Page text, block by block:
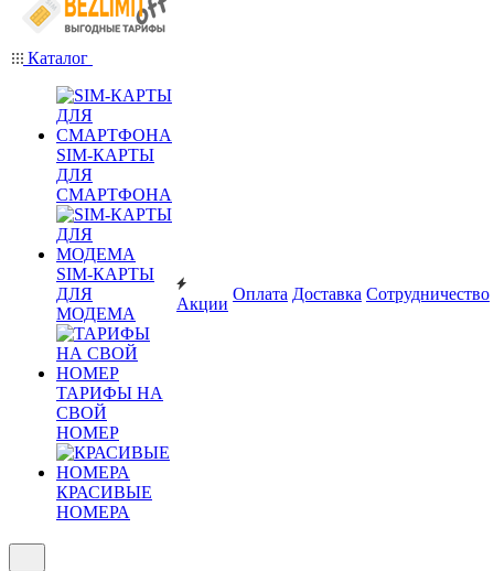
Каталог
SIM-КАРТЫ
ДЛЯ
СМАРТФОНА
SIM-КАРТЫ
ДЛЯ
МОДЕМА
ТАРИФЫ НА
СВОЙ
НОМЕР
КРАСИВЫЕ
НОМЕРА
Акции
Оплата Доставка Сотрудничество